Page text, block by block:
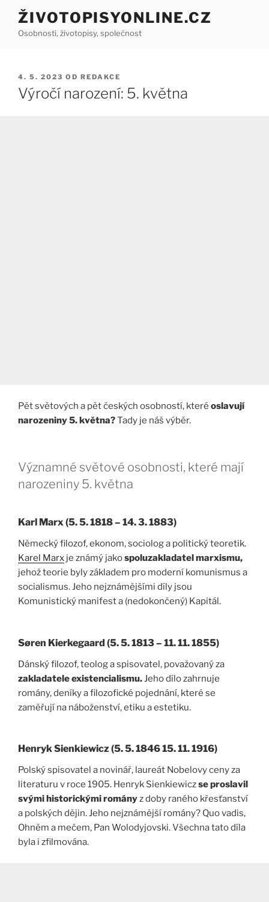
Přejít
obsahu
ŽIVOTOPISYONLINE.CZ
Osobnosti, životopisy, společnost
PUBLIKOVÁNO
4. 5. 2023 OD REDAKCE
Výročí narození: 5. května
Pět světových a pět českých osobností, které oslavují
narozeniny 5. května?Tady je náš výběr.
Významné světové osobnosti, které mají
narozeniny 5. května
Karl Marx (5. 5. 1818 – 14. 3. 1883)
Německý filozof, ekonom, sociolog a politický teoretik.
Karel Marx je známý jakospoluzakladatel marxismu,
jehož teorie byly základem pro moderní komunismus a
socialismus. Jeho nejznámějšími díly jsou
Komunistický manifest a (nedokončený) Kapitál.
Søren Kierkegaard (5. 5. 1813 – 11. 11. 1855)
Dánský filozof, teolog a spisovatel, považovaný za
zakladatele existencialismu.Jeho dílo zahrnuje
romány, deníky a filozofické pojednání, které se
zaměřují na náboženství, etiku a estetiku.
Henryk Sienkiewicz (5. 5. 1846 15. 11. 1916)
Polský spisovatel a novinář, laureát Nobelovy ceny za
literaturu v roce 1905. Henryk Sienkiewiczse proslavil
svými historickými rományz doby raného křesťanství
a polských dějin. Jeho nejznámější romány? Quo vadis,
Ohněm a mečem, Pan Wolodyjovski. Všechna tato díla
byla i zfilmována.